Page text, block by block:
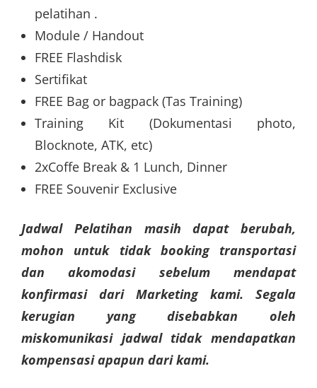
pelatihan .
Module / Handout
FREE Flashdisk
Sertifikat
FREE Bag or bagpack (Tas Training)
Training Kit (Dokumentasi photo,
Blocknote, ATK, etc)
2xCoffe Break & 1 Lunch, Dinner
FREE Souvenir Exclusive
Jadwal Pelatihan masih dapat berubah,
mohon untuk tidak booking transportasi
dan akomodasi sebelum mendapat
konfirmasi dari Marketing kami. Segala
kerugian yang disebabkan oleh
miskomunikasi jadwal tidak mendapatkan
kompensasi apapun dari kami.